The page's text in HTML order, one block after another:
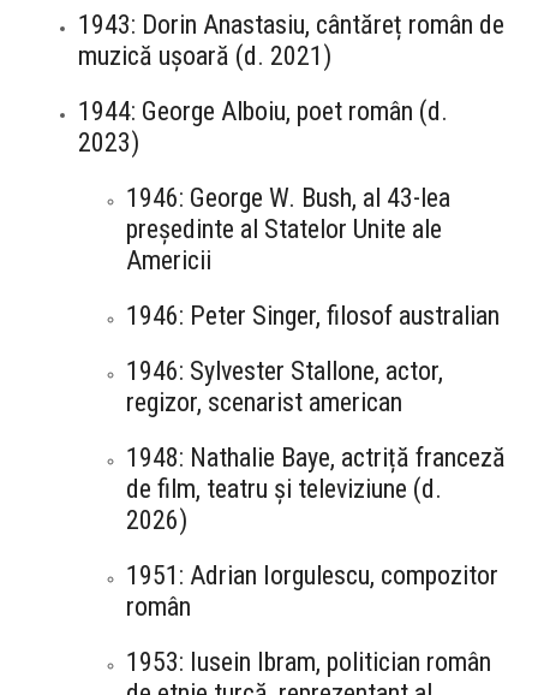
1943: Dorin Anastasiu, cântăreț român de
muzică ușoară (d. 2021)
1944: George Alboiu, poet român (d.
2023)
1946: George W. Bush, al 43-lea
președinte al Statelor Unite ale
Americii
1946: Peter Singer, filosof australian
1946: Sylvester Stallone, actor,
regizor, scenarist american
1948: Nathalie Baye, actriță franceză
de film, teatru și televiziune (d.
2026)
1951: Adrian Iorgulescu, compozitor
român
1953: Iusein Ibram, politician român